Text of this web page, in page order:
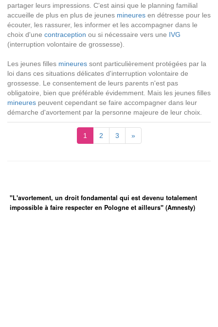
partager leurs impressions. C'est ainsi que le planning familial
accueille de plus en plus de jeunes mineures en détresse pour les
écouter, les rassurer, les informer et les accompagner dans le
choix d'une contraception ou si nécessaire vers une IVG
(interruption volontaire de grossesse).
Les jeunes filles mineures sont particulièrement protégées par la
loi dans ces situations délicates d'interruption volontaire de
grossesse. Le consentement de leurs parents n'est pas
obligatoire, bien que préférable évidemment. Mais les jeunes filles
mineures peuvent cependant se faire accompagner dans leur
démarche d'avortement par la personne majeure de leur choix.
1 2 3 »
"L'avortement, un droit fondamental qui est devenu totalement
impossible à faire respecter en Pologne et ailleurs" (Amnesty)